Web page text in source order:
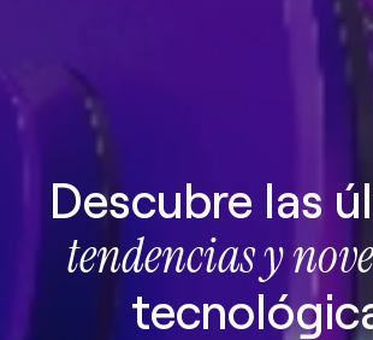
Descubre las
tendencias y